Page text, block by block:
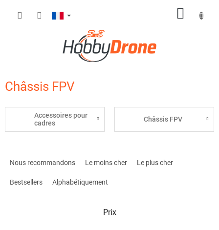
Châssis FPV
Accessoires pour
cadres
Châssis FPV
Nous recommandons Le moins cher Le plus cher
Bestsellers Alphabétiquement
Prix